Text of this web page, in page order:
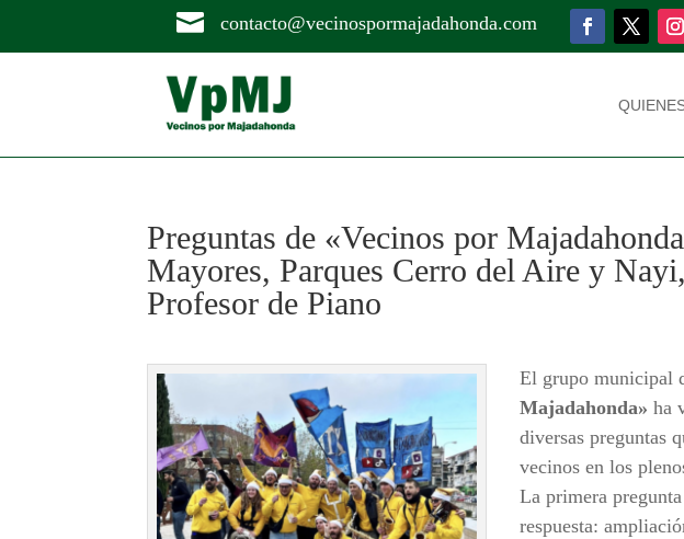
 contacto@vecinospormajadahonda.com
Preguntas de «Vecinos por
Mayores, Parques Cerro del Aire y
Profesor de Piano
El grupo municipal
Majadahonda» ha
diversas preguntas
vecinos en los
La primera
respuesta: